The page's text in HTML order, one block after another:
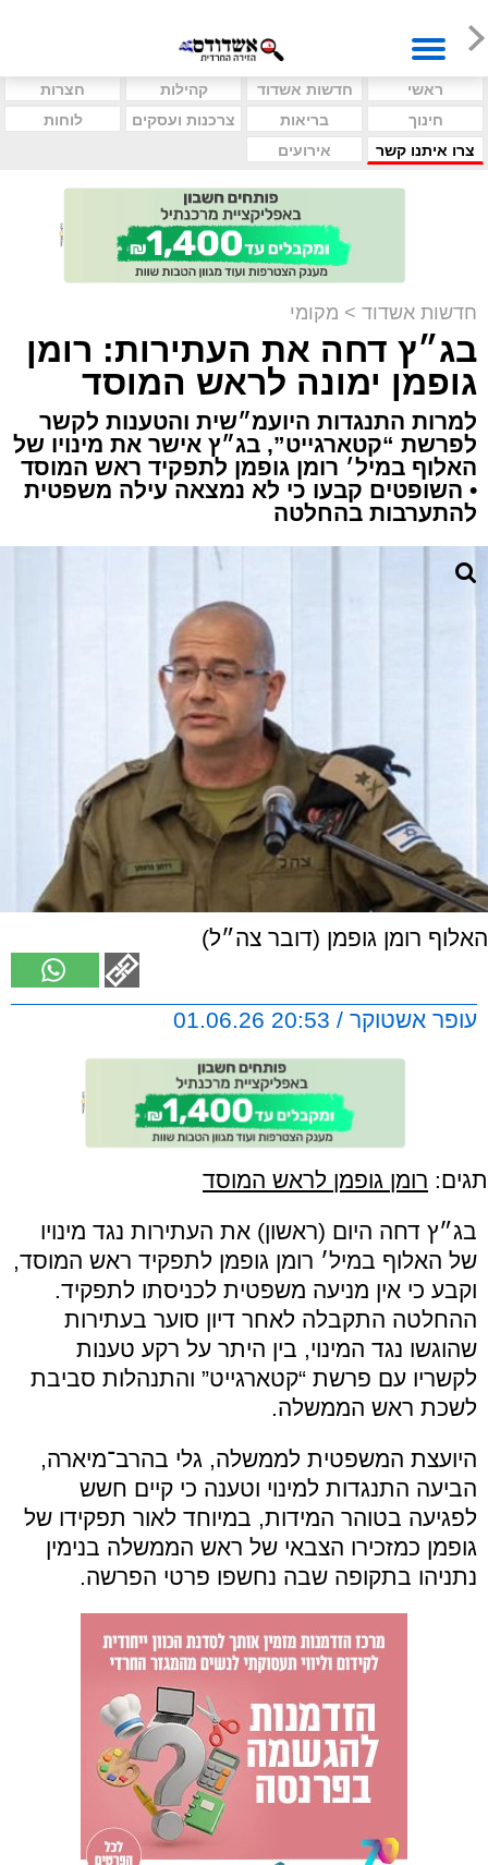
ראשי חדשות אשדוד קהילות
חצרות
חינוך
בריאות צרכנות ועסקים
לוחות
צרו איתנו קשר
אירועים
חדשות אשדוד > מקומי
בג״ץ דחה את העתירות: רומן
גופמן ימונה לראש המוסד
למרות התנגדות היועמ״שית והטענות לקשר
לפרשת “קטארגייט”, בג״ץ אישר את מינויו של
האלוף במיל׳ רומן גופמן לתפקיד ראש המוסד
• השופטים קבעו כי לא נמצאה עילה משפטית
להתערבות בהחלטה
האלוף רומן גופמן (דובר צה״ל)
עופר אשטוקר / 20:53 01.06.26
תגים: רומן גופמן לראש המוסד
בג״ץ דחה היום (ראשון) את העתירות נגד מינויו
של האלוף במיל׳ רומן גופמן לתפקיד ראש המוסד,
וקבע כי אין מניעה משפטית לכניסתו לתפקיד.
ההחלטה התקבלה לאחר דיון סוער בעתירות
שהוגשו נגד המינוי, בין היתר על רקע טענות
לקשריו עם פרשת “קטארגייט” והתנהלות סביבת
לשכת ראש הממשלה.
היועצת המשפטית לממשלה, גלי בהרב־מיארה,
הביעה התנגדות למינוי וטענה כי קיים חשש
לפגיעה בטוהר המידות, במיוחד לאור תפקידו של
גופמן כמזכירו הצבאי של ראש הממשלה בנימין
נתניהו בתקופה שבה נחשפו פרטי הפרשה.